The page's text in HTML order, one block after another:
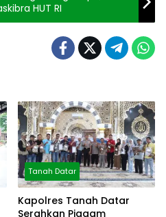
HUT RI
Tanah Datar
Kapolres Tanah Datar
Serahkan Piagam